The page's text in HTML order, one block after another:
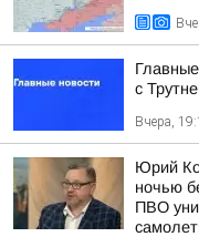
с
Вчера,
Юрий
ночью
ПВО